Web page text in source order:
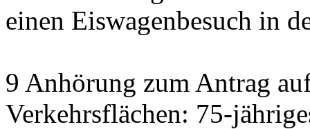
einen Eiswagenbesuch in
9 Anhörung zum Antrag
Verkehrsflächen: 75-